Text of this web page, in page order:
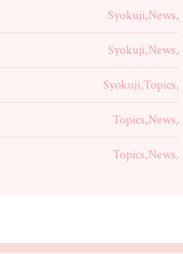
Syokuji,News,
Syokuji,News,
Syokuji,Topics,
Topics,News,
Topics,News,